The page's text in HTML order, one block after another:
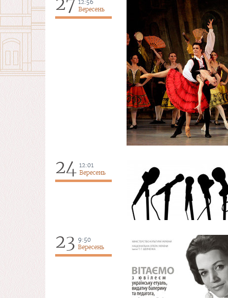
12:56
Вересень
24 12:01
Вересень
23 9:50
Вересень